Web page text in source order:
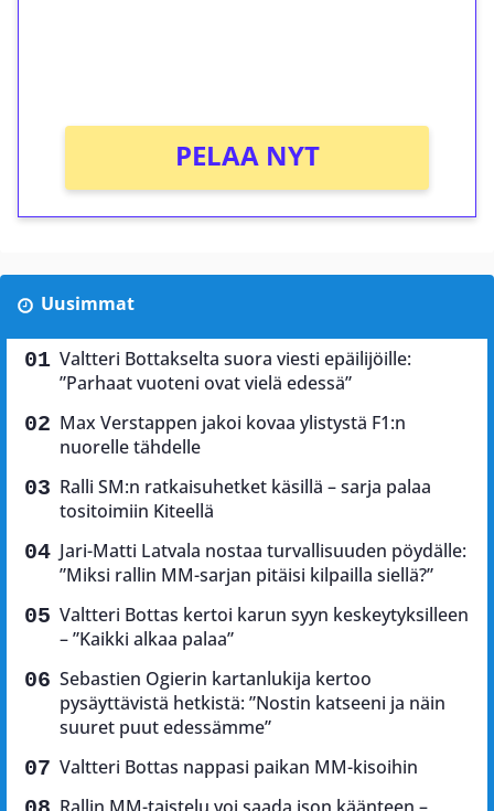
PELAA NYT
Uusimmat
Valtteri Bottakselta suora viesti epäilijöille:
”Parhaat vuoteni ovat vielä edessä”
Max Verstappen jakoi kovaa ylistystä F1:n
nuorelle tähdelle
Ralli SM:n ratkaisuhetket käsillä – sarja palaa
tositoimiin Kiteellä
Jari-Matti Latvala nostaa turvallisuuden pöydälle:
”Miksi rallin MM-sarjan pitäisi kilpailla siellä?”
Valtteri Bottas kertoi karun syyn keskeytyksilleen
– ”Kaikki alkaa palaa”
Sebastien Ogierin kartanlukija kertoo
pysäyttävistä hetkistä: ”Nostin katseeni ja näin
suuret puut edessämme”
Valtteri Bottas nappasi paikan MM-kisoihin